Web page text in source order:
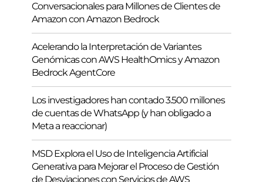
Conversacionales para Millones de Clientes de
Amazon con Amazon Bedrock
Acelerando la Interpretación de Variantes
Genómicas con AWS HealthOmics y Amazon
Bedrock AgentCore
Los investigadores han contado 3.500 millones
de cuentas de WhatsApp (y han obligado a
Meta a reaccionar)
MSD Explora el Uso de Inteligencia Artificial
Generativa para Mejorar el Proceso de Gestión
de Desviaciones con Servicios de AWS